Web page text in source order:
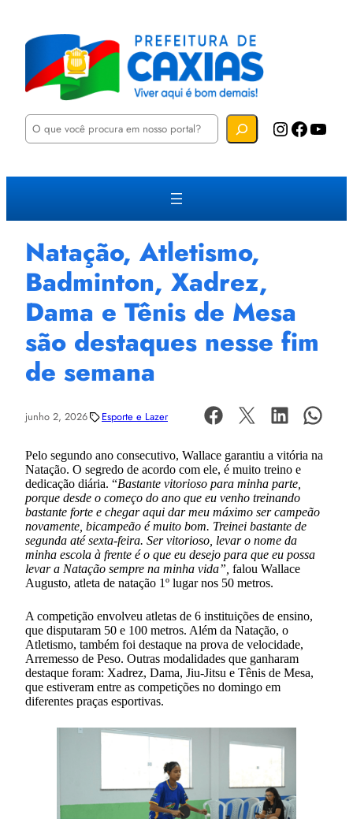
P
u
a
Instagram Facebook YouTube
Natação, Atletismo,
Badminton, Xadrez,
Dama e Tênis de Mesa
são destaques nesse fim
de semana
junho 2, 2026 Esporte e Lazer
Pelo segundo ano consecutivo, Wallace garantiu a vitória na
Natação. O segredo de acordo com ele, é muito treino e
dedicação diária. “Bastante vitorioso para minha parte,
porque desde o começo do ano que eu venho treinando
bastante forte e chegar aqui dar meu máximo ser campeão
novamente, bicampeão é muito bom. Treinei bastante de
segunda até sexta-feira. Ser vitorioso, levar o nome da
minha escola à frente é o que eu desejo para que eu possa
levar a Natação sempre na minha vida”, falou Wallace
Augusto, atleta de natação 1º lugar nos 50 metros.
A competição envolveu atletas de 6 instituições de ensino,
que disputaram 50 e 100 metros. Além da Natação, o
Atletismo, também foi destaque na prova de velocidade,
Arremesso de Peso. Outras modalidades que ganharam
destaque foram: Xadrez, Dama, Jiu-Jitsu e Tênis de Mesa,
que estiveram entre as competições no domingo em
diferentes praças esportivas.